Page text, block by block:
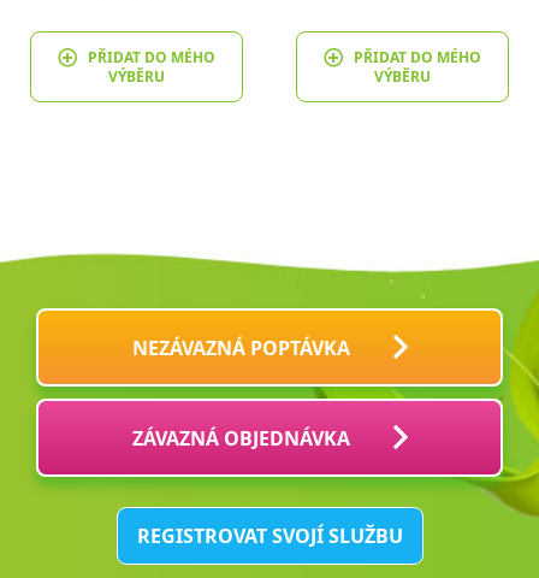
PŘIDAT DO MÉHO
VÝBĚRU
PŘIDAT DO MÉHO
VÝBĚRU
NEZÁVAZNÁ POPTÁVKA
ZÁVAZNÁ OBJEDNÁVKA
REGISTROVAT SVOJÍ SLUŽBU